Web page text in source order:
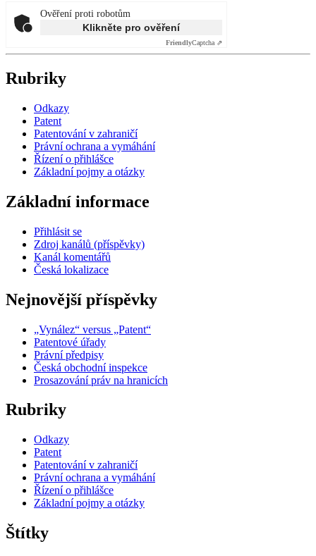
Ověření proti robotům
Klikněte pro ověření
FriendlyCaptcha ⇗
Rubriky
Odkazy
Patent
Patentování v zahraničí
Právní ochrana a vymáhání
Řízení o přihlášce
Základní pojmy a otázky
Základní informace
Přihlásit se
Zdroj kanálů (příspěvky)
Kanál komentářů
Česká lokalizace
Nejnovější příspěvky
„Vynález“ versus „Patent“
Patentové úřady
Právní předpisy
Česká obchodní inspekce
Prosazování práv na hranicích
Rubriky
Odkazy
Patent
Patentování v zahraničí
Právní ochrana a vymáhání
Řízení o přihlášce
Základní pojmy a otázky
Štítky